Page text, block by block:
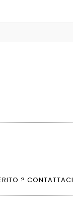
? CONTATTACI